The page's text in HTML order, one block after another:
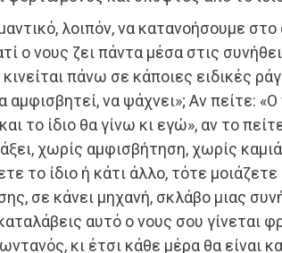
λοιπόν, να κατανοήσουμε
ο νους ζει πάντα μέσα στις
κινείται πάνω σε κάποιες ειδικές
αμφισβητεί, να ψάχνει»; Αν πείτε:
το ίδιο θα γίνω κι εγώ», αν το
χωρίς αμφισβήτηση, χωρίς
το ίδιο ή κάτι άλλο, τότε
σε κάνει μηχανή, σκλάβο μιας
αυτό ο νους σου γίνεται
κι έτσι κάθε μέρα θα είναι